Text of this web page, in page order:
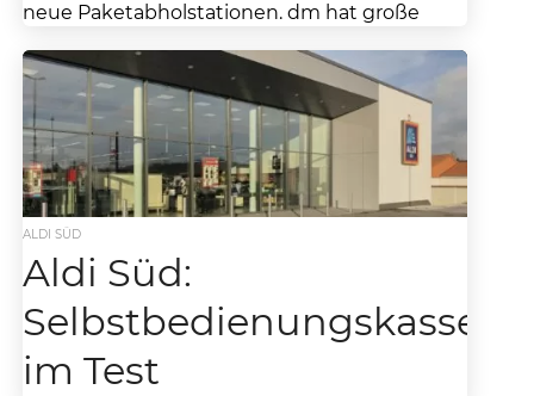
neue Paketabholstationen. dm hat große
seiner...
ALDI SÜD
Aldi Süd:
Selbstbedienungskassen
im Test